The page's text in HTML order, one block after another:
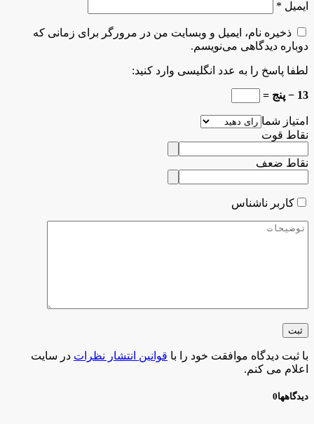
ایمیل *
ذخیره نام، ایمیل و وبسایت من در مرورگر برای زمانی که
دوباره دیدگاهی می‌نویسم.
لطفا پاسخ را به عدد انگلیسی وارد کنید:
13 − پنج =
امتیاز شما
نقاط قوت
نقاط ضعف
کاربر ناشناس
با ثبت دیدگاه موافقت خود را با قوانین انتشار نظرات در سایت
اعلام می کنم.
دیدگاهها0